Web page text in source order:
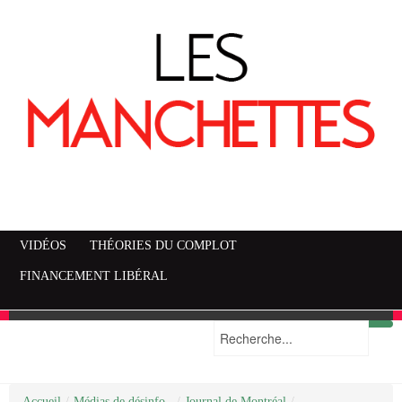
VIDÉOS THÉORIES DU COMPLOT
FINANCEMENT LIBÉRAL